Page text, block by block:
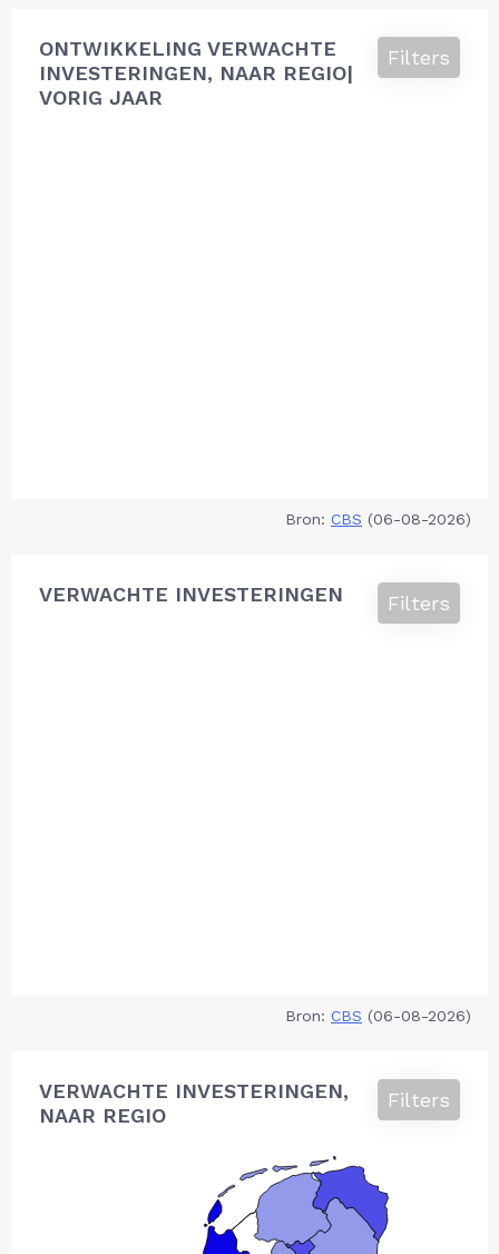
ONTWIKKELING VERWACHTE
INVESTERINGEN, NAAR REGIO|
VORIG JAAR
Filters
Bron: CBS (06-08-2026)
VERWACHTE INVESTERINGEN Filters
Bron: CBS (06-08-2026)
VERWACHTE INVESTERINGEN,
NAAR REGIO
Filters